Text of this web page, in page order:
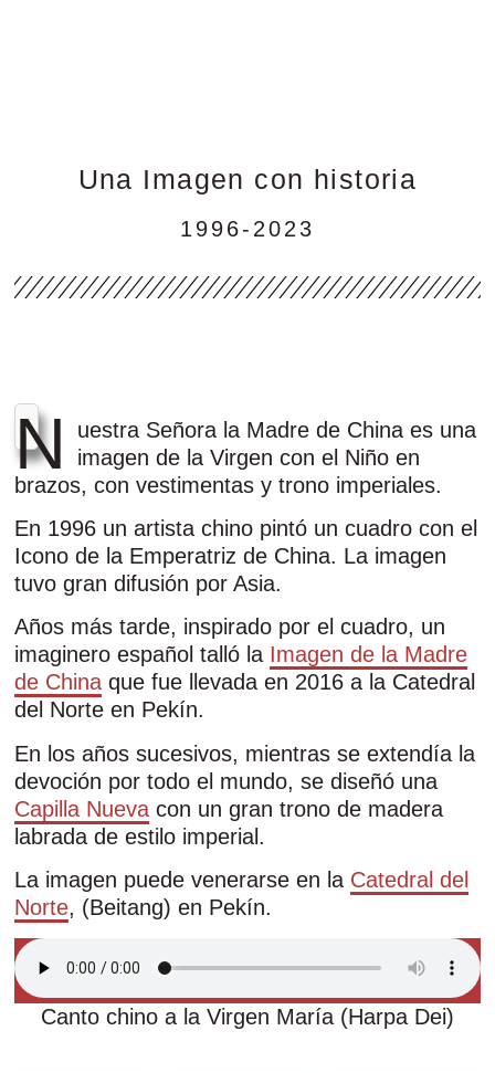
Una Imagen con historia
1996-2023
N
uestra Señora la Madre de China es una
imagen de la Virgen con el Niño en
brazos, con vestimentas y trono imperiales.
En 1996 un artista chino pintó un cuadro con el
Icono de la Emperatriz de China. La imagen
tuvo gran difusión por Asia.
Años más tarde, inspirado por el cuadro, un
imaginero español talló la Imagen de la Madre
de China que fue llevada en 2016 a la Catedral
del Norte en Pekín.
En los años sucesivos, mientras se extendía la
devoción por todo el mundo, se diseñó una
Capilla Nueva con un gran trono de madera
labrada de estilo imperial.
La imagen puede venerarse en la Catedral del
Norte, (Beitang) en Pekín.
Canto chino a la Virgen María (Harpa Dei)